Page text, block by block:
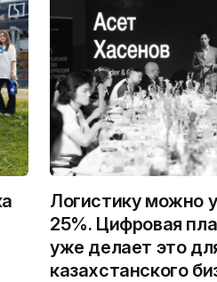
Логистику можно
25%. Цифровая
уже делает это
казахстанского